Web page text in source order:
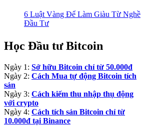
6 Luật Vàng Để Làm Giàu Từ Nghề
Đầu Tư
Học Đầu tư Bitcoin
Ngày 1: Sở hữu Bitcoin chỉ từ 50.000đ
Ngày 2: Cách Mua tự động Bitcoin tích
sản
Ngày 3: Cách kiếm thu nhập thụ động
với crypto
Ngày 4: Cách tích sản Bitcoin chỉ từ
10.000đ tại Binance